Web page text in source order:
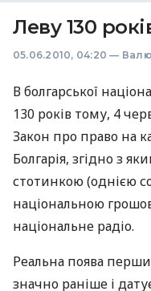
Леву 130
05.06.2010, 04:20 —
В болгарської
130 років тому, 4
Закон про право на
Болгарія, згідно з
стотинкою (однією
національною
національне радіо.
Реальна поява
значно раніше і